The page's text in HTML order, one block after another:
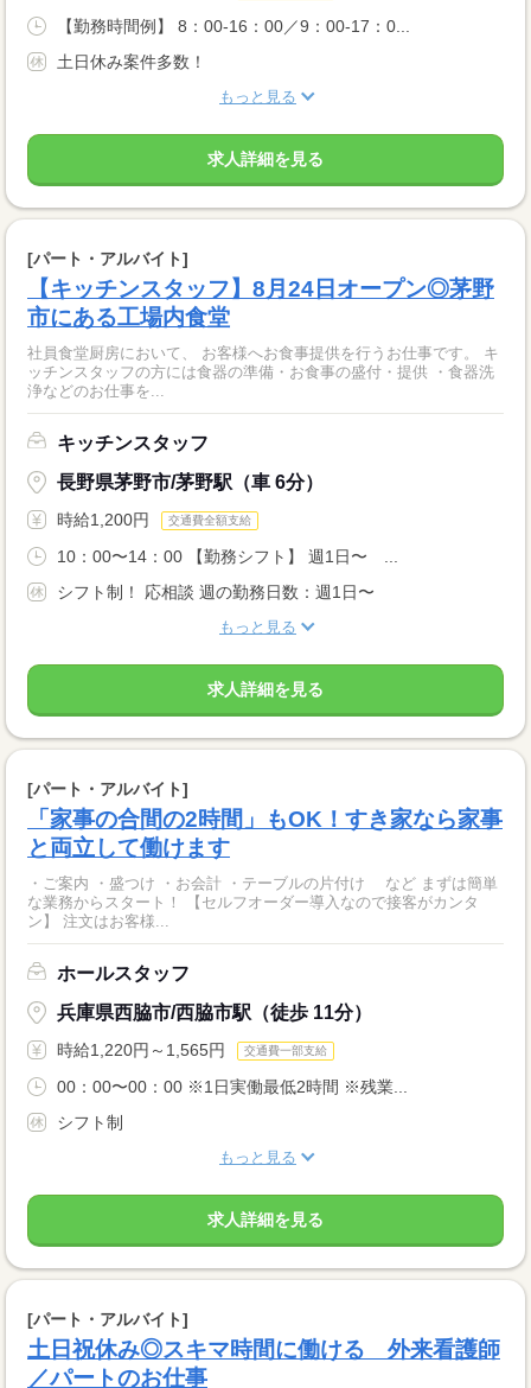
【勤務時間例】 8：00-16：00／9：00-17：0...
土日休み案件多数！
もっと見る
求人詳細を見る
[パート・アルバイト]
【キッチンスタッフ】8月24日オープン◎茅野
市にある工場内食堂
社員食堂厨房において、 お客様へお食事提供を行うお仕事です。 キ
ッチンスタッフの方には食器の準備・お食事の盛付・提供 ・食器洗
浄などのお仕事を...
キッチンスタッフ
長野県茅野市/茅野駅（車 6分）
時給1,200円 交通費全額支給
10：00〜14：00 【勤務シフト】 週1日〜 ...
シフト制！ 応相談 週の勤務日数：週1日〜
もっと見る
求人詳細を見る
[パート・アルバイト]
「家事の合間の2時間」もOK！すき家なら家事
と両立して働けます
・ご案内 ・盛つけ ・お会計 ・テーブルの片付け など まずは簡単
な業務からスタート！ 【セルフオーダー導入なので接客がカンタ
ン】 注文はお客様...
ホールスタッフ
兵庫県西脇市/西脇市駅（徒歩 11分）
時給1,220円～1,565円 交通費一部支給
00：00〜00：00 ※1日実働最低2時間 ※残業...
シフト制
もっと見る
求人詳細を見る
[パート・アルバイト]
土日祝休み◎スキマ時間に働ける 外来看護師
／パートのお仕事